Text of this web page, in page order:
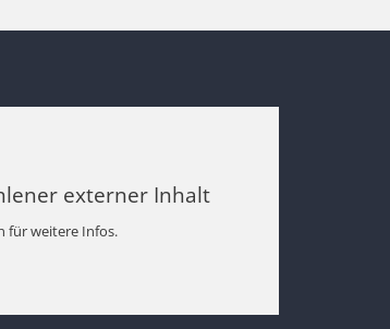
externer Inhalt
für weitere Infos.